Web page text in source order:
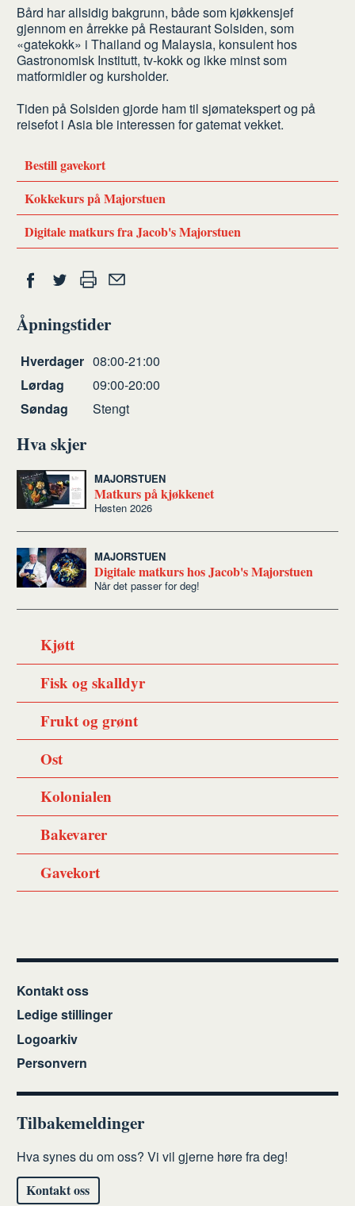
Bård har allsidig bakgrunn, både som kjøkkensjef
gjennom en årrekke på Restaurant Solsiden, som
«gatekokk» i Thailand og Malaysia, konsulent hos
Gastronomisk Institutt, tv-kokk og ikke minst som
matformidler og kursholder.
Tiden på Solsiden gjorde ham til sjømatekspert og på
reisefot i Asia ble interessen for gatemat vekket.
Bestill gavekort
Kokkekurs på Majorstuen
Digitale matkurs fra Jacob's Majorstuen
Del
på
Facebook
på
Twitter
ut
venn
Åpningstider
Åpningstider
Hverdager 08:00-21:00
Lørdag
09:00-20:00
Søndag
Stengt
Hva skjer
MAJORSTUEN
Matkurs på kjøkkenet
Høsten 2026
MAJORSTUEN
Digitale matkurs hos Jacob's Majorstuen
Når det passer for deg!
Kjøtt
Fisk og skalldyr
Frukt og grønt
Ost
Kolonialen
Bakevarer
Gavekort
Kontakt oss
Ledige stillinger
Logoarkiv
Personvern
Tilbakemeldinger
Hva synes du om oss? Vi vil gjerne høre fra deg!
Kontakt oss